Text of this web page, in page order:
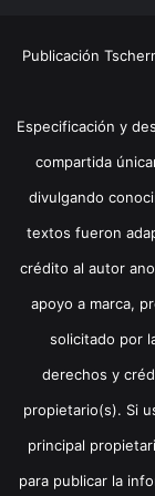
Publicación
Especificación y
compartida
divulgando
textos fueron
crédito al autor
apoyo a marca,
solicitado por
derechos y
propietario(s). Si
principal
para publicar la